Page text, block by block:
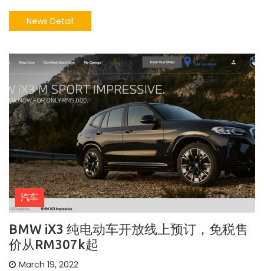
News Detail
汽车
BMW iX3 纯电动车开放线上预订，免税售
价从RM307k起
March 19, 2022